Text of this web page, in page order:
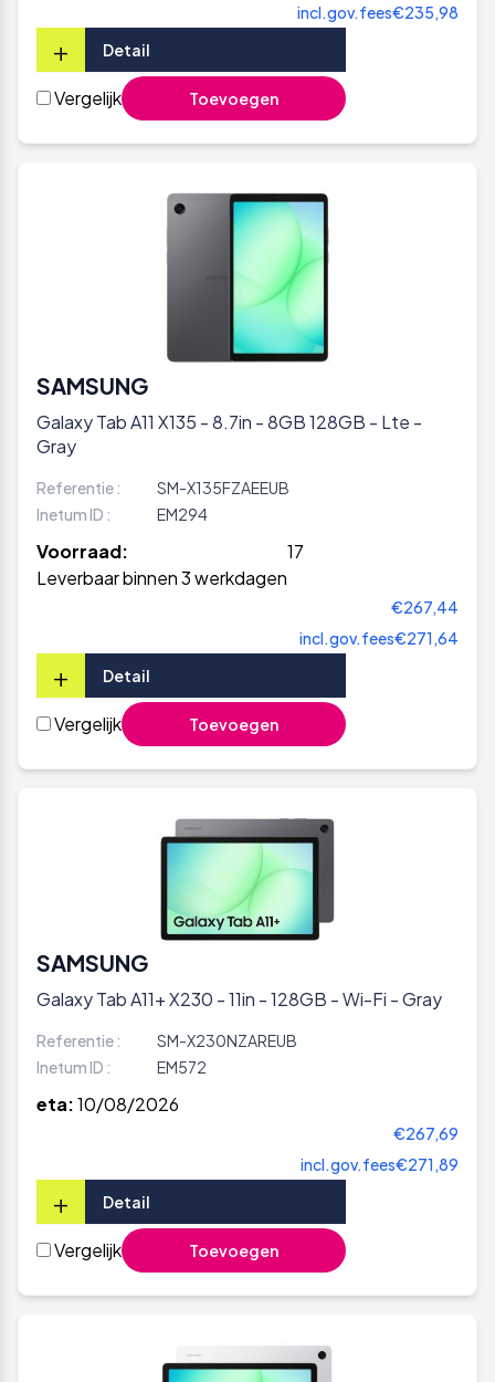
incl.gov.fees€235,98
+ Detail
Vergelijk Toevoegen
SAMSUNG
Galaxy Tab A11 X135 - 8.7in - 8GB 128GB - Lte -
Gray
Referentie :
SM-X135FZAEEUB
Inetum ID :
EM294
Voorraad:
17
Leverbaar binnen 3 werkdagen
€267,44
incl.gov.fees€271,64
+ Detail
Vergelijk Toevoegen
SAMSUNG
Galaxy Tab A11+ X230 - 11in - 128GB - Wi-Fi - Gray
Referentie :
SM-X230NZAREUB
Inetum ID :
EM572
eta:10/08/2026
€267,69
incl.gov.fees€271,89
+ Detail
Vergelijk Toevoegen